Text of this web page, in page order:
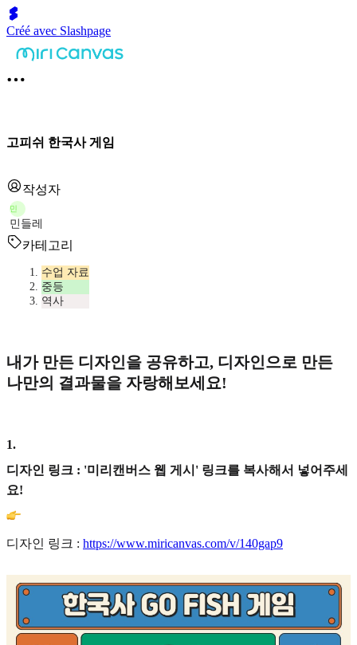
Créé avec Slashpage
고피쉬 한국사 게임
작성자
민
민들레
카테고리
수업 자료
중등
역사
내가 만든 디자인을 공유하고, 디자인으로 만든
나만의 결과물을 자랑해보세요!
1.
디자인 링크 : '미리캔버스 웹 게시' 링크를 복사해서 넣어주세
요!
디자인 링크 : https://www.miricanvas.com/v/140gap9